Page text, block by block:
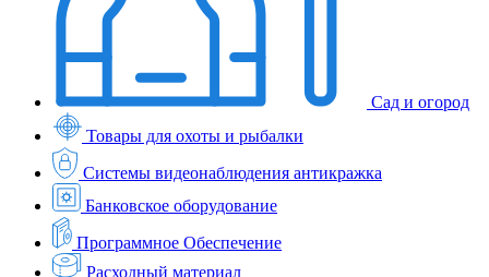
Сад и огород
Товары для охоты и рыбалки
Системы видеонаблюдения антикражка
Банковское оборудование
Программное Обеспечение
Расходный материал